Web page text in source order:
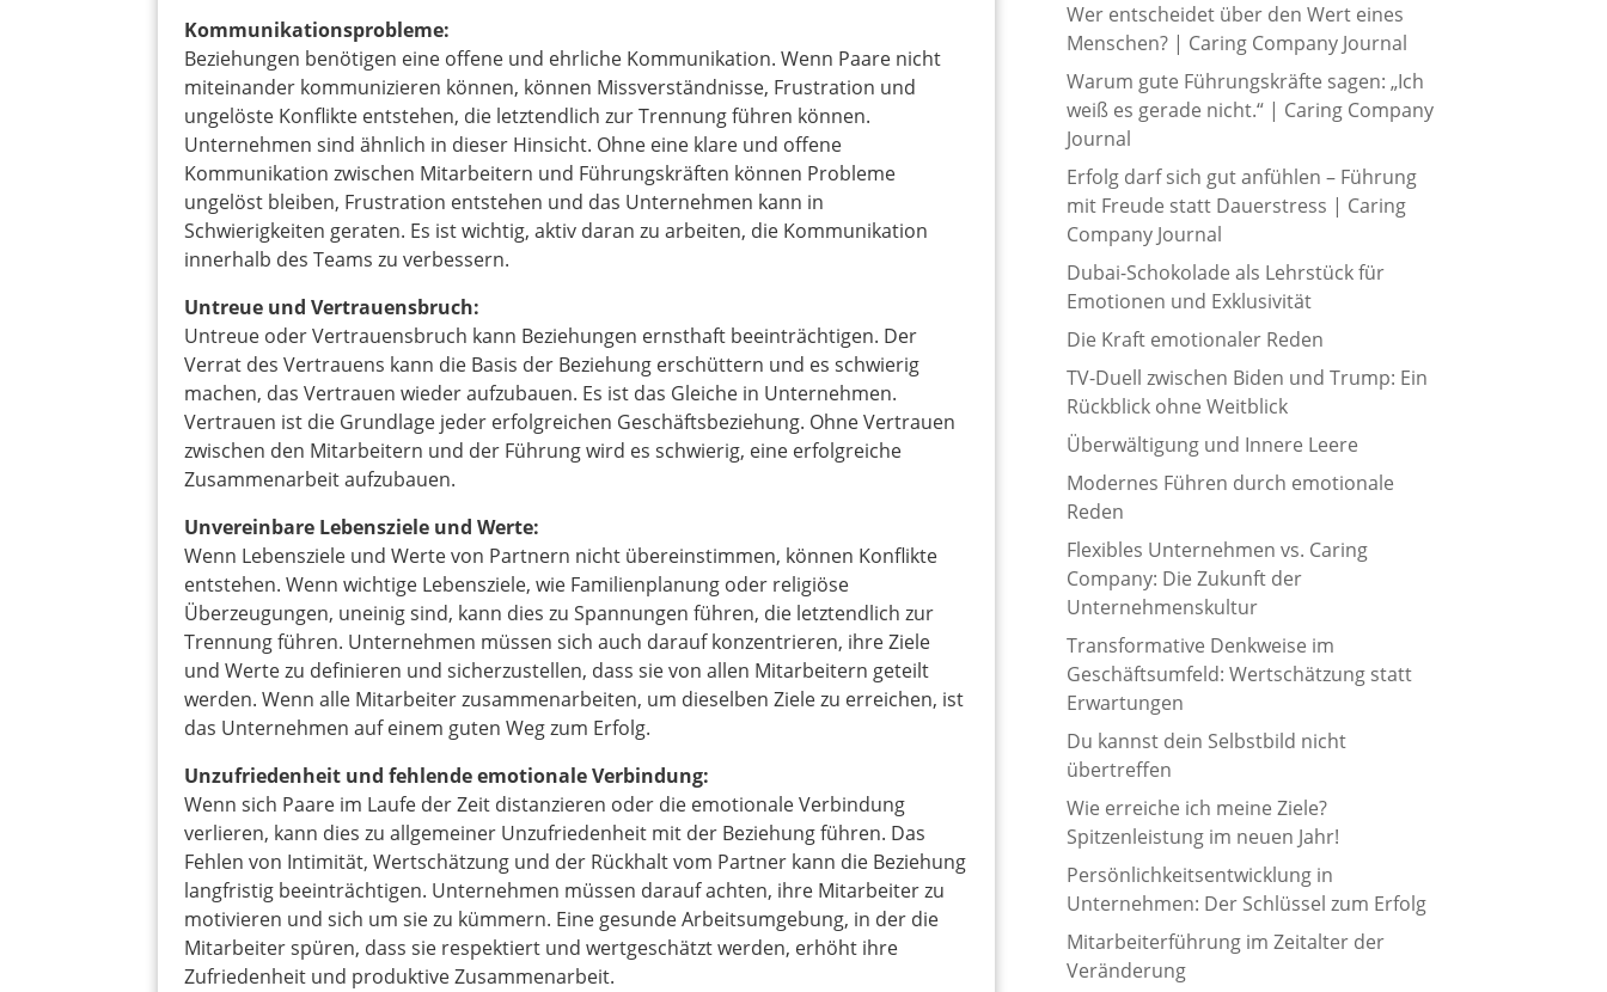
Kommunikationsprobleme:
Beziehungen benötigen eine offene und ehrliche Kommunikation. Wenn Paare nicht
miteinander kommunizieren können, können Missverständnisse, Frustration und
ungelöste Konflikte entstehen, die letztendlich zur Trennung führen können.
Unternehmen sind ähnlich in dieser Hinsicht. Ohne eine klare und offene
Kommunikation zwischen Mitarbeitern und Führungskräften können Probleme
ungelöst bleiben, Frustration entstehen und das Unternehmen kann in
Schwierigkeiten geraten. Es ist wichtig, aktiv daran zu arbeiten, die Kommunikation
innerhalb des Teams zu verbessern.
Untreue und Vertrauensbruch:
Untreue oder Vertrauensbruch kann Beziehungen ernsthaft beeinträchtigen. Der
Verrat des Vertrauens kann die Basis der Beziehung erschüttern und es schwierig
machen, das Vertrauen wieder aufzubauen. Es ist das Gleiche in Unternehmen.
Vertrauen ist die Grundlage jeder erfolgreichen Geschäftsbeziehung. Ohne Vertrauen
zwischen den Mitarbeitern und der Führung wird es schwierig, eine erfolgreiche
Zusammenarbeit aufzubauen.
Unvereinbare Lebensziele und Werte:
Wenn Lebensziele und Werte von Partnern nicht übereinstimmen, können Konflikte
entstehen. Wenn wichtige Lebensziele, wie Familienplanung oder religiöse
Überzeugungen, uneinig sind, kann dies zu Spannungen führen, die letztendlich zur
Trennung führen. Unternehmen müssen sich auch darauf konzentrieren, ihre Ziele
und Werte zu definieren und sicherzustellen, dass sie von allen Mitarbeitern geteilt
werden. Wenn alle Mitarbeiter zusammenarbeiten, um dieselben Ziele zu erreichen, ist
das Unternehmen auf einem guten Weg zum Erfolg.
Unzufriedenheit und fehlende emotionale Verbindung:
Wenn sich Paare im Laufe der Zeit distanzieren oder die emotionale Verbindung
verlieren, kann dies zu allgemeiner Unzufriedenheit mit der Beziehung führen. Das
Fehlen von Intimität, Wertschätzung und der Rückhalt vom Partner kann die Beziehung
langfristig beeinträchtigen. Unternehmen müssen darauf achten, ihre Mitarbeiter zu
motivieren und sich um sie zu kümmern. Eine gesunde Arbeitsumgebung, in der die
Mitarbeiter spüren, dass sie respektiert und wertgeschätzt werden, erhöht ihre
Zufriedenheit und produktive Zusammenarbeit.
Wer entscheidet über den Wert eines
Menschen? | Caring Company Journal
Warum gute Führungskräfte sagen: „Ich
weiß es gerade nicht.“ | Caring Company
Journal
Erfolg darf sich gut anfühlen – Führung
mit Freude statt Dauerstress | Caring
Company Journal
Dubai-Schokolade als Lehrstück für
Emotionen und Exklusivität
Die Kraft emotionaler Reden
TV-Duell zwischen Biden und Trump: Ein
Rückblick ohne Weitblick
Überwältigung und Innere Leere
Modernes Führen durch emotionale
Reden
Flexibles Unternehmen vs. Caring
Company: Die Zukunft der
Unternehmenskultur
Transformative Denkweise im
Geschäftsumfeld: Wertschätzung statt
Erwartungen
Du kannst dein Selbstbild nicht
übertreffen
Wie erreiche ich meine Ziele?
Spitzenleistung im neuen Jahr!
Persönlichkeitsentwicklung in
Unternehmen: Der Schlüssel zum Erfolg
Mitarbeiterführung im Zeitalter der
Veränderung